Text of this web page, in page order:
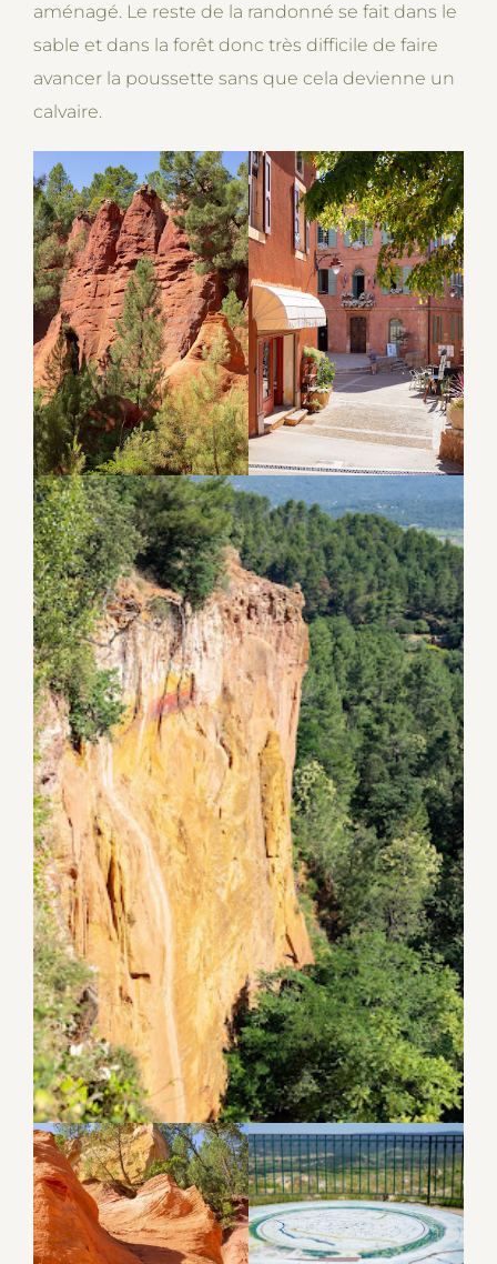
aménagé. Le reste de la randonné se fait dans le
sable et dans la forêt donc très difficile de faire
avancer la poussette sans que cela devienne un
calvaire.